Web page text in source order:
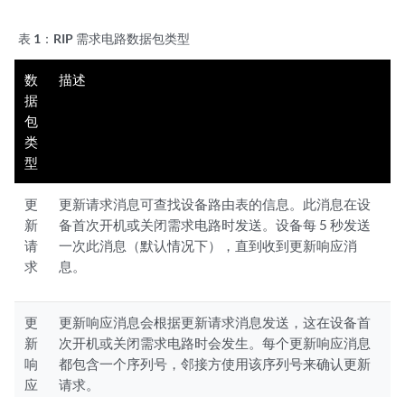
表 1： RIP 需求电路数据包类型
数
据
包
类
型
描述
更
新
请
求
更新请求消息可查找设备路由表的信息。此消息在设
备首次开机或关闭需求电路时发送。设备每 5 秒发送
一次此消息（默认情况下），直到收到更新响应消
息。
更
新
响
应
更新响应消息会根据更新请求消息发送，这在设备首
次开机或关闭需求电路时会发生。每个更新响应消息
都包含一个序列号，邻接方使用该序列号来确认更新
请求。